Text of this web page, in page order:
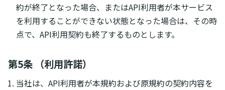
約が終了となった場合、またはAPI利用者が本サービス
を利用することができない状態となった場合は、その時
点で、API利用契約も終了するものとします。
第5条 （利用許諾）
当社は、API利用者が本規約および原規約の契約内容を